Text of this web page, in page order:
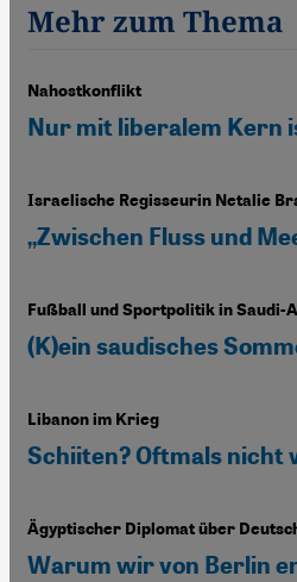
Mehr zum Thema
Nahostkonflikt
Nur mit liberalem Kern
Israelische Regisseurin Netalie
„Zwischen Fluss und
Fußball und Sportpolitik in Saudi-
(K)ein saudisches
Libanon im Krieg
Schiiten? Oftmals nicht
Ägyptischer Diplomat über
Warum wir von Berlin